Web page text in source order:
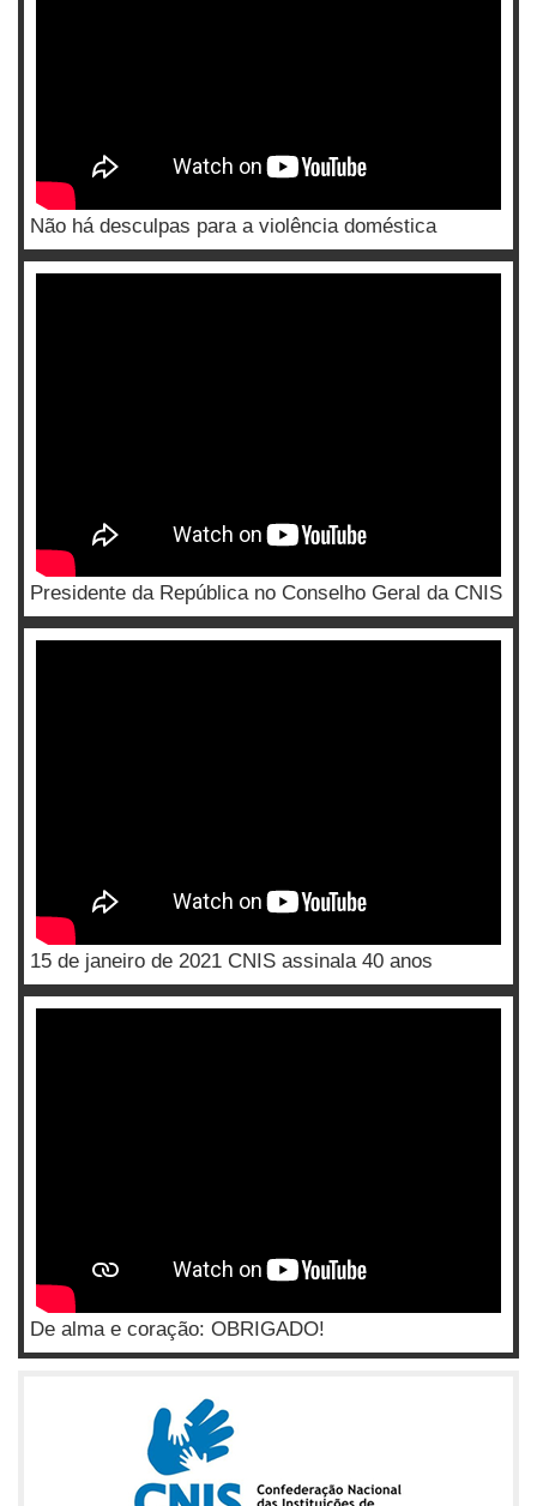
Não há desculpas para a violência doméstica
Presidente da República no Conselho Geral da CNIS
15 de janeiro de 2021 CNIS assinala 40 anos
De alma e coração: OBRIGADO!